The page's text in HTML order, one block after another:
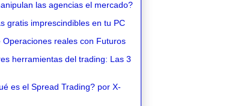
las agencias el mercado?
gratis imprescindibles en tu PC
reales con Futuros
herramientas del trading: Las 3
es el Spread Trading? por X-